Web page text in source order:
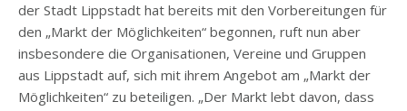
der Stadt Lippstadt hat bereits mit den Vorbereitungen für
den „Markt der Möglichkeiten“ begonnen, ruft nun aber
insbesondere die Organisationen, Vereine und Gruppen
aus Lippstadt auf, sich mit ihrem Angebot am „Markt der
Möglichkeiten“ zu beteiligen. „Der Markt lebt davon, dass